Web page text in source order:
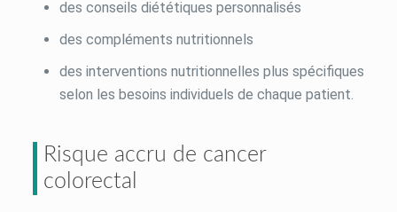
des conseils diététiques personnalisés
des compléments nutritionnels
des interventions nutritionnelles plus spécifiques
selon les besoins individuels de chaque patient.
Risque accru de cancer
colorectal